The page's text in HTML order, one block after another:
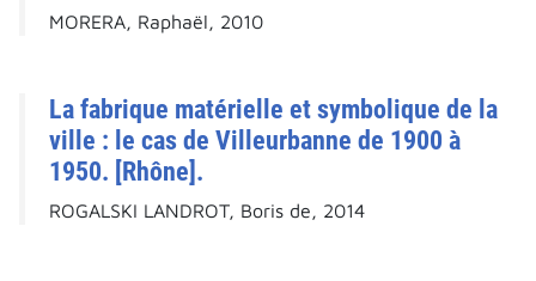
MORERA, Raphaël, 2010
La fabrique matérielle et symbolique de la
ville : le cas de Villeurbanne de 1900 à
1950. [Rhône].
ROGALSKI LANDROT, Boris de, 2014